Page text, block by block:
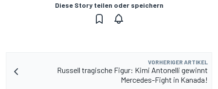
Diese Story teilen oder speichern
VORHERIGER ARTIKEL
Russell tragische Figur: Kimi Antonelli gewinnt
Mercedes-Fight in Kanada!